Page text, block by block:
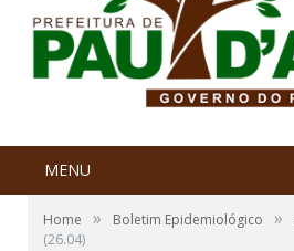
MENU
Home » Boletim Epidemiológico »
(26.04)